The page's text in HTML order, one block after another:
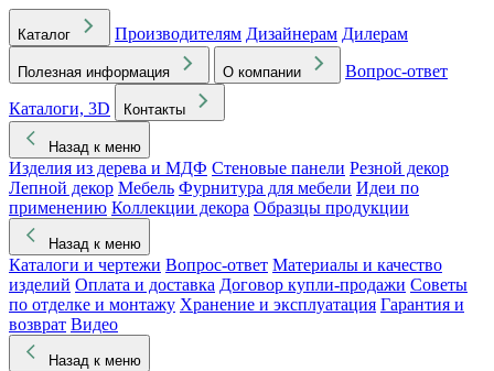
Каталог Производителям Дизайнерам Дилерам
Полезная информация О компании
Вопрос-ответ
Каталоги, 3D
Контакты
Назад к меню
Изделия из дерева и МДФ Стеновые панели Резной декор
Лепной декор Мебель Фурнитура для мебели Идеи по
применению Коллекции декора Образцы продукции
Назад к меню
Каталоги и чертежи Вопрос-ответ Материалы и качество
изделий Оплата и доставка Договор купли-продажи Советы
по отделке и монтажу Хранение и эксплуатация Гарантия и
возврат Видео
Назад к меню